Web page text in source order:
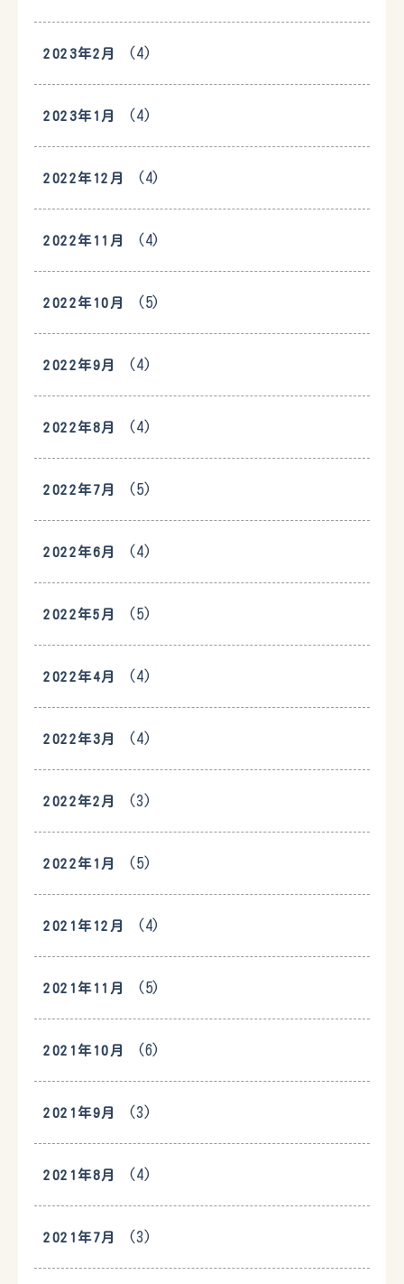
2023年2月 (4)
2023年1月 (4)
2022年12月 (4)
2022年11月 (4)
2022年10月 (5)
2022年9月 (4)
2022年8月 (4)
2022年7月 (5)
2022年6月 (4)
2022年5月 (5)
2022年4月 (4)
2022年3月 (4)
2022年2月 (3)
2022年1月 (5)
2021年12月 (4)
2021年11月 (5)
2021年10月 (6)
2021年9月 (3)
2021年8月 (4)
2021年7月 (3)